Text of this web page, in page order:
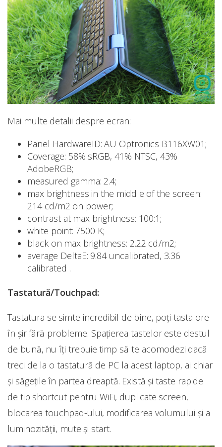
Mai multe detalii despre ecran:
Panel HardwareID: AU Optronics B116XW01;
Coverage: 58% sRGB, 41% NTSC, 43%
AdobeRGB;
measured gamma: 2.4;
max brightness in the middle of the screen:
214 cd/m2 on power;
contrast at max brightness: 100:1;
white point: 7500 K;
black on max brightness: 2.22 cd/m2;
average DeltaE: 9.84 uncalibrated, 3.36
calibrated .
Tastatură/Touchpad:
Tastatura se simte incredibil de bine, poți tasta ore
în șir fără probleme. Spațierea tastelor este destul
de bună, nu îți trebuie timp să te acomodezi dacă
treci de la o tastatură de PC la acest laptop, ai chiar
și săgețile în partea dreaptă. Există și taste rapide
de tip shortcut pentru WiFi, duplicate screen,
blocarea touchpad-ului, modificarea volumului și a
luminozității, mute și start.